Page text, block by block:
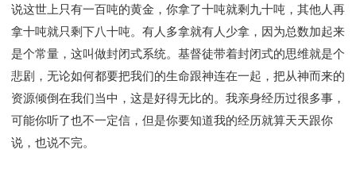
说这世上只有一百吨的黄金，你拿了十吨就剩九十吨，其他人再
拿十吨就只剩下八十吨。有人多拿就有人少拿，因为总数加起来
是个常量，这叫做封闭式系统。基督徒带着封闭式的思维就是个
悲剧，无论如何都要把我们的生命跟神连在一起，把从神而来的
资源倾倒在我们当中，这是好得无比的。我亲身经历过很多事，
可能你听了也不一定信，但是你要知道我的经历就算天天跟你
说，也说不完。